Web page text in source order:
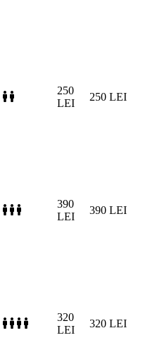
250
LEI
250 LEI
390
LEI
390 LEI
320
LEI
320 LEI